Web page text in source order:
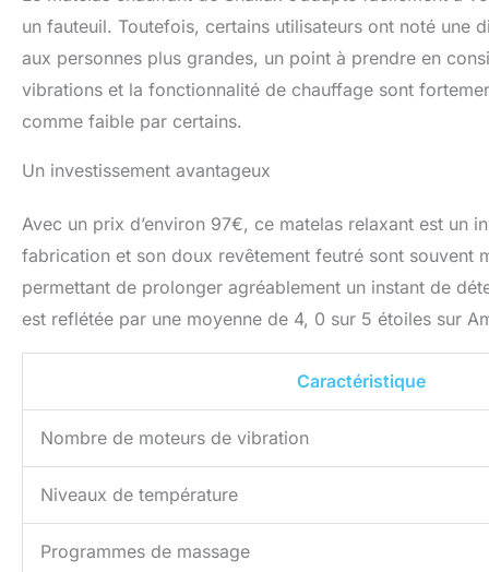
un fauteuil. Toutefois, certains utilisateurs ont noté une
aux personnes plus grandes, un point à prendre en
vibrations et la fonctionnalité de chauffage sont
comme faible par certains.
Un investissement avantageux
Avec un prix d’environ 97€, ce matelas relaxant est un
fabrication et son doux revêtement feutré sont souvent
permettant de prolonger agréablement un instant de
est reflétée par une moyenne de 4, 0 sur 5 étoiles sur
Caractéristique
Nombre de moteurs de vibration
Niveaux de température
Programmes de massage